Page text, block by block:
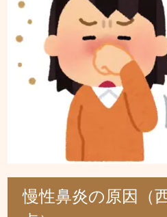
慢性鼻炎の原因（